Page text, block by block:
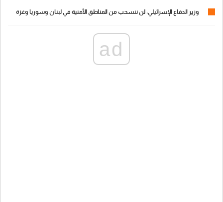
وزير الدفاع الإسرائيلي: لن ننسحب من المناطق الأمنية في لبنان وسوريا وغزة
ad